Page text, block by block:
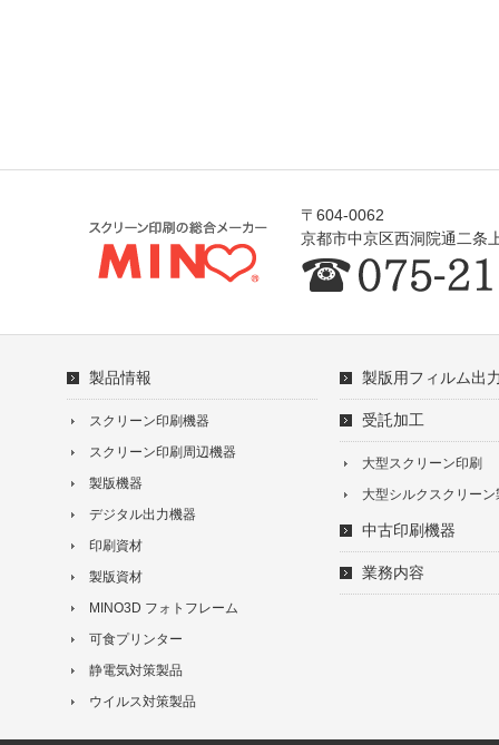
〒604-0062
京都市中京区西洞院通二条
製品情報
スクリーン印刷機器
スクリーン印刷周辺機器
製版機器
デジタル出力機器
印刷資材
製版資材
MINO3D フォトフレーム
可食プリンター
静電気対策製品
ウイルス対策製品
製版用フィルム出
受託加工
大型スクリーン印刷
大型シルクスクリーン
中古印刷機器
業務内容